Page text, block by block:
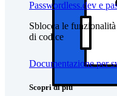
Passwordless.dev e
Sblocca le
di codice
Documentazione per
Scopri di più